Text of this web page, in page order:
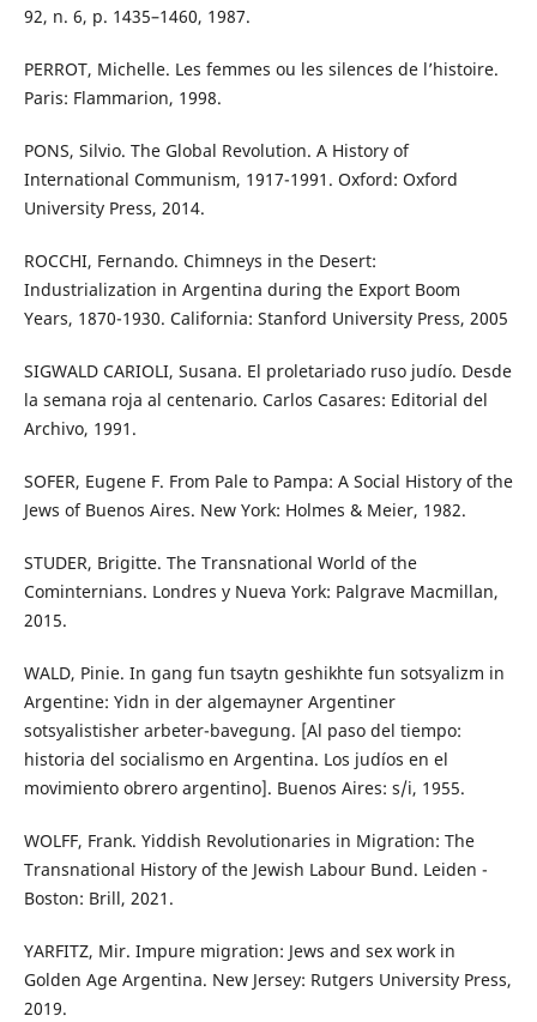
92, n. 6, p. 1435–1460, 1987.
PERROT, Michelle. Les femmes ou les silences de l’histoire.
Paris: Flammarion, 1998.
PONS, Silvio. The Global Revolution. A History of
International Communism, 1917-1991. Oxford: Oxford
University Press, 2014.
ROCCHI, Fernando. Chimneys in the Desert:
Industrialization in Argentina during the Export Boom
Years, 1870-1930. California: Stanford University Press, 2005
SIGWALD CARIOLI, Susana. El proletariado ruso judío. Desde
la semana roja al centenario. Carlos Casares: Editorial del
Archivo, 1991.
SOFER, Eugene F. From Pale to Pampa: A Social History of the
Jews of Buenos Aires. New York: Holmes & Meier, 1982.
STUDER, Brigitte. The Transnational World of the
Cominternians. Londres y Nueva York: Palgrave Macmillan,
2015.
WALD, Pinie. In gang fun tsaytn geshikhte fun sotsyalizm in
Argentine: Yidn in der algemayner Argentiner
sotsyalistisher arbeter-bavegung. [Al paso del tiempo:
historia del socialismo en Argentina. Los judíos en el
movimiento obrero argentino]. Buenos Aires: s/i, 1955.
WOLFF, Frank. Yiddish Revolutionaries in Migration: The
Transnational History of the Jewish Labour Bund. Leiden -
Boston: Brill, 2021.
YARFITZ, Mir. Impure migration: Jews and sex work in
Golden Age Argentina. New Jersey: Rutgers University Press,
2019.